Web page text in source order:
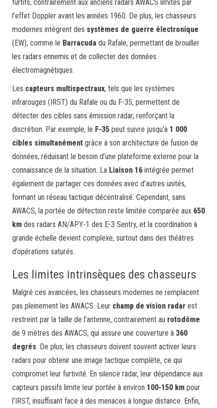
furtifs, contrairement aux anciens radars AWACS limités par
l’effet Doppler avant les années 1960. De plus, les chasseurs
modernes intègrent des systèmes de guerre électronique
(EW), comme le Barracuda du Rafale, permettant de brouiller
les radars ennemis et de collecter des données
électromagnétiques.
Les capteurs multispectraux, tels que les systèmes
infrarouges (IRST) du Rafale ou du F-35, permettent de
détecter des cibles sans émission radar, renforçant la
discrétion. Par exemple, le F-35 peut suivre jusqu’à 1 000
cibles simultanément grâce à son architecture de fusion de
données, réduisant le besoin d’une plateforme externe pour la
connaissance de la situation. La Liaison 16 intégrée permet
également de partager ces données avec d’autres unités,
formant un réseau tactique décentralisé. Cependant, sans
AWACS, la portée de détection reste limitée comparée aux 650
km des radars AN/APY-1 des E-3 Sentry, et la coordination à
grande échelle devient complexe, surtout dans des théâtres
d’opérations saturés.
Les limites intrinsèques des chasseurs
Malgré ces avancées, les chasseurs modernes ne remplacent
pas pleinement les AWACS. Leur champ de vision radar est
restreint par la taille de l’antenne, contrairement au rotodôme
de 9 mètres des AWACS, qui assure une couverture à 360
degrés. De plus, les chasseurs doivent souvent activer leurs
radars pour obtenir une image tactique complète, ce qui
compromet leur furtivité. En silence radar, leur dépendance aux
capteurs passifs limite leur portée à environ 100-150 km pour
l’IRST, insuffisant face à des menaces à longue distance. Enfin,